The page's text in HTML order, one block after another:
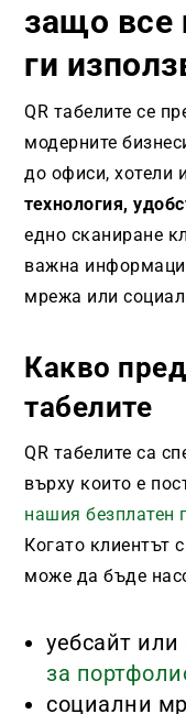
защо все
ги
QR табелите се
модерните
до офиси, хотели
технология,
едно сканиране
важна
мрежа или
Какво
табелите
QR табелите са
върху които е
нашия безплатен
Когато клиентът
може да бъде
уебсайт
за
социални